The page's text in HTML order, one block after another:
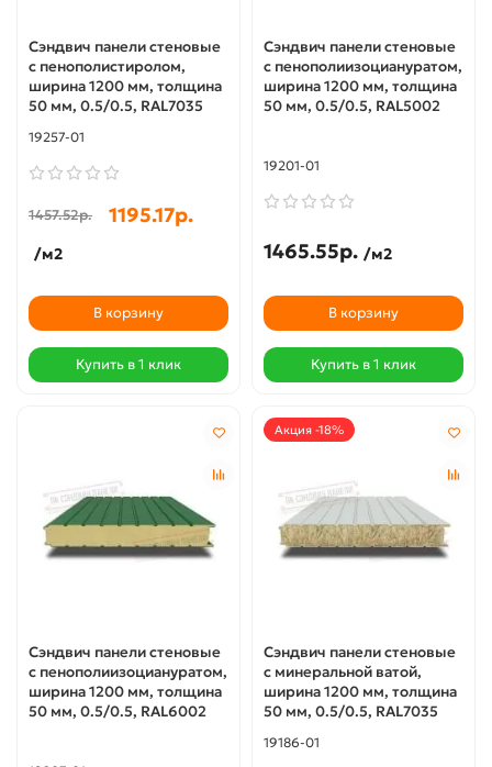
Сэндвич панели стеновые
с пенополистиролом,
ширина 1200 мм, толщина
50 мм, 0.5/0.5, RAL7035
19257-01
1457.52р. 1195.17р.
/м2
В корзину
Купить в 1 клик
Сэндвич панели стеновые
с пенополиизоциануратом,
ширина 1200 мм, толщина
50 мм, 0.5/0.5, RAL5002
19201-01
1465.55р. /м2
В корзину
Купить в 1 клик
Сэндвич панели стеновые
с пенополиизоциануратом,
ширина 1200 мм, толщина
50 мм, 0.5/0.5, RAL6002
Акция -18%
Сэндвич панели стеновые
с минеральной ватой,
ширина 1200 мм, толщина
50 мм, 0.5/0.5, RAL7035
19186-01